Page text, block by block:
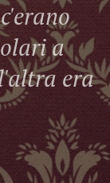
a
era